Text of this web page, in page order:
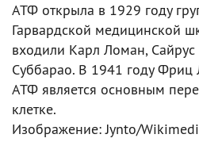
АТФ открыла в 1929 году
Гарвардской медицинской
входили Карл Ломан,
Суббарао. В 1941 году Фриц
АТФ является основным
клетке.
Изображение: Jynto/